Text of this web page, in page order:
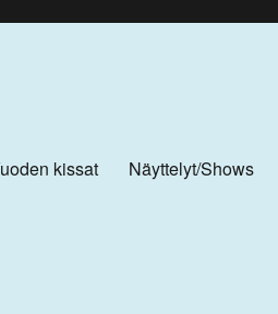
kissat Näyttelyt/Shows